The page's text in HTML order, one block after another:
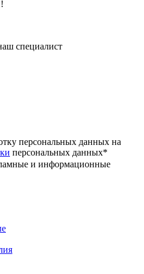
специалист
персональных данных на
персональных данных*
и информационные